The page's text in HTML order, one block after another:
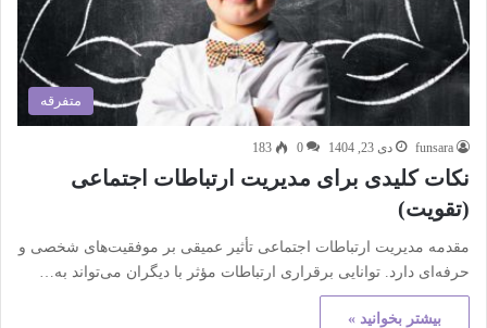
متفرقه
funsara دی 23, 1404 0
183
نکات کلیدی برای مدیریت ارتباطات اجتماعی
(تقویت)
مقدمه مدیریت ارتباطات اجتماعی تأثیر عمیقی بر موفقیت‌های شخصی و
حرفه‌ای دارد. توانایی برقراری ارتباطات مؤثر با دیگران می‌تواند به…
بیشتر بخوانید »